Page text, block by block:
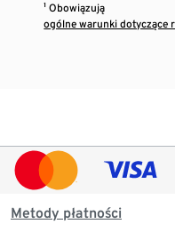
¹ Obowiązują
ogólne warunki dotyczące
Metody płatności